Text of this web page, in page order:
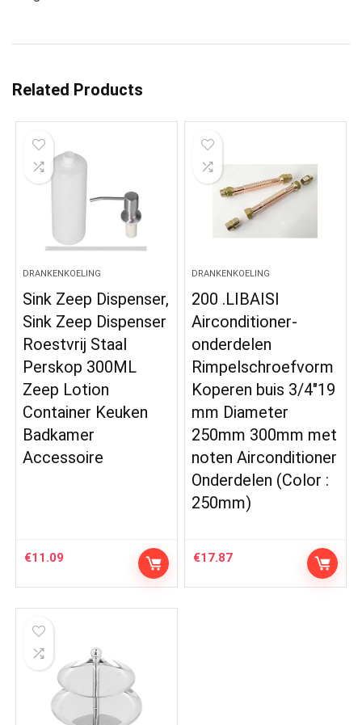
Related Products
DRANKENKOELING
Sink Zeep Dispenser,
Sink Zeep Dispenser
Roestvrij Staal
Perskop 300ML
Zeep Lotion
Container Keuken
Badkamer
Accessoire
€11.09
DRANKENKOELING
200 .LIBAISI
Airconditioner-
onderdelen
Rimpelschroefvorm
Koperen buis 3/4″19
mm Diameter
250mm 300mm met
noten Airconditioner
Onderdelen (Color :
250mm)
€17.87